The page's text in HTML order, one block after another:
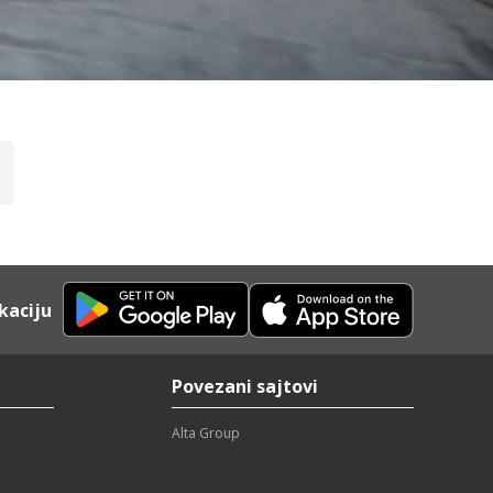
i organizacija
Povezani sajtovi
Alta Group